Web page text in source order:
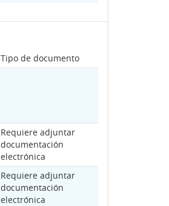
Tipo de documento
Requiere adjuntar
documentación
electrónica
Requiere adjuntar
documentación
electrónica